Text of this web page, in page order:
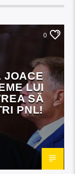
0
JOACE
LUI
SĂ
PNL!